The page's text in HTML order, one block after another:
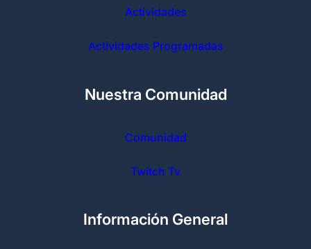
Actividades
Actividades Programadas
Nuestra Comunidad
Comunidad
Twitch Tv
Información General